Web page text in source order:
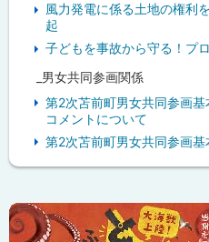
風力発電に係る土地の権利
起
子どもを事故から守る！プ
_男女共同参画関係
第2次苫前町男女共同参画
コメントについて
第2次苫前町男女共同参画
ッ